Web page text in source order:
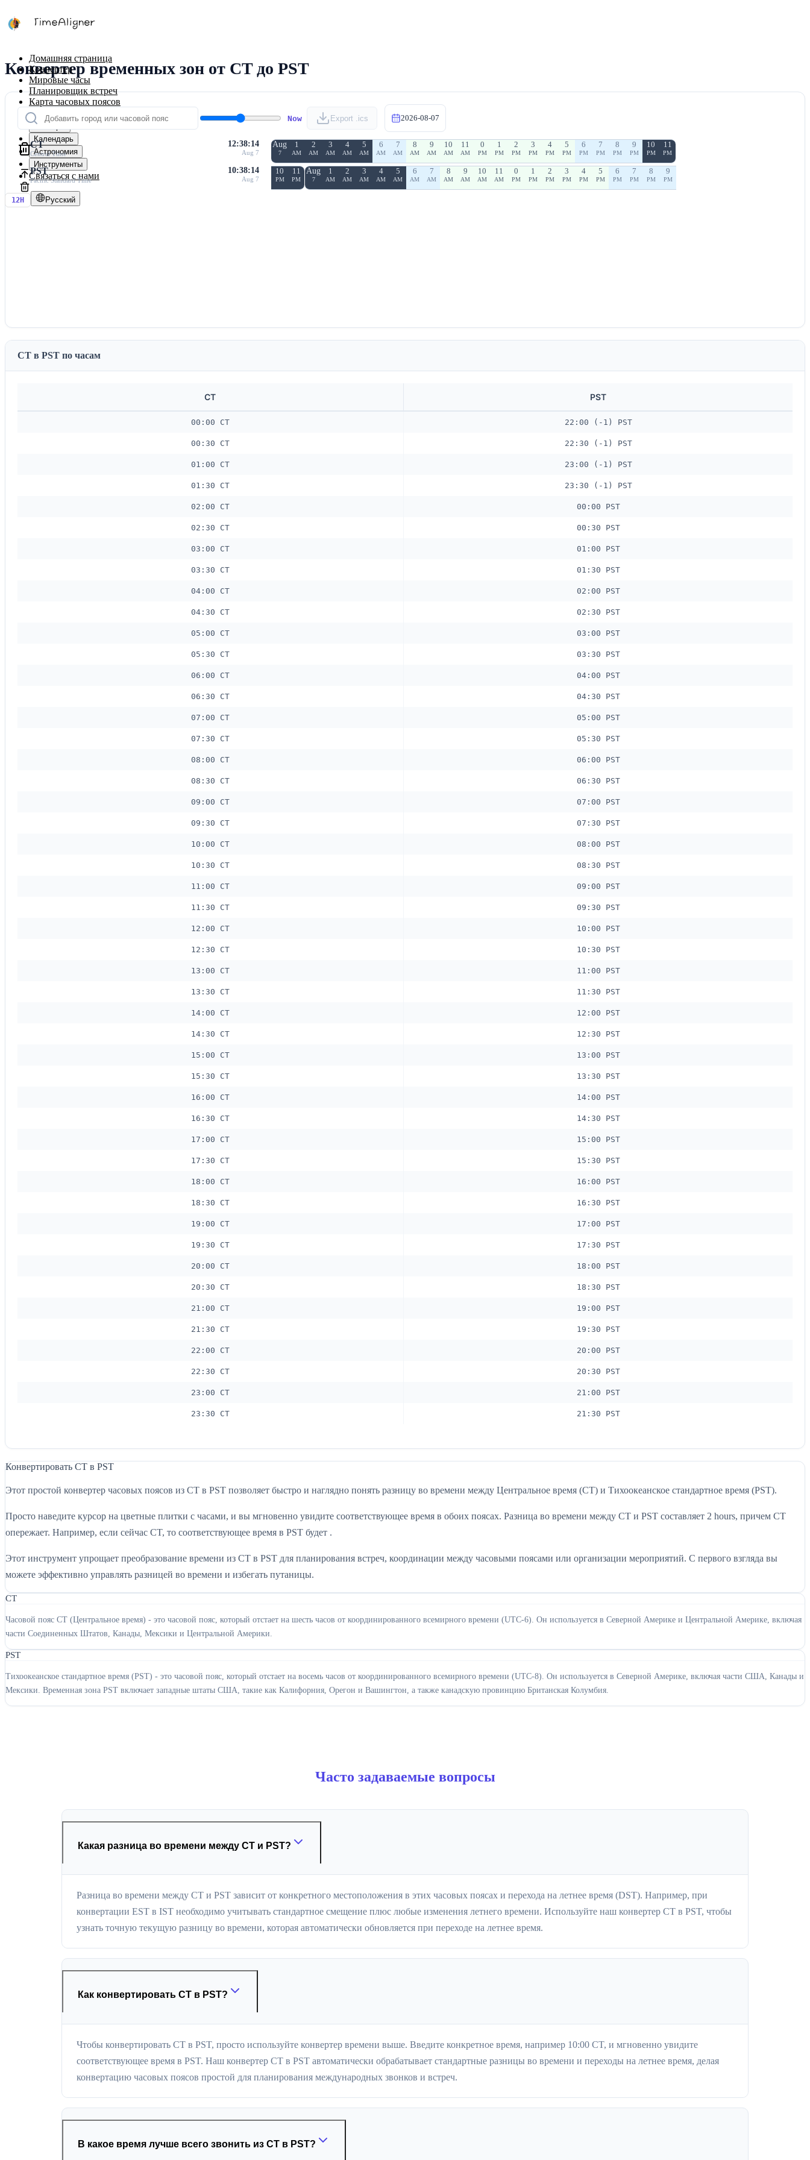
Домашняя страница
Конвертер
Мировые часы
Планировщик встреч
Карта часовых поясов
Калькуляторы
Таймеры
Календарь
Астрономия
Инструменты
Связаться с нами
12H Русский
Конвертер временных зон от CT до PST
Now Export .ics 2026-08-07
CT
Central Time
12:38:14
Aug 7
Aug
7
1
AM
2
AM
3
AM
4
AM
5
AM
6
AM
7
AM
8
AM
9
AM
10
AM
11
AM
0
PM
1
PM
2
PM
3
PM
4
PM
5
PM
6
PM
7
PM
8
PM
9
PM
10
PM
11
PM
PST
Pacific Standard Time
10:38:14
Aug 7
10
PM
11
PM
Aug
7
1
AM
2
AM
3
AM
4
AM
5
AM
6
AM
7
AM
8
AM
9
AM
10
AM
11
AM
0
PM
1
PM
2
PM
3
PM
4
PM
5
PM
6
PM
7
PM
8
PM
9
PM
CT в PST по часам
CT PST
00:00 CT 22:00 (-1) PST
00:30 CT 22:30 (-1) PST
01:00 CT 23:00 (-1) PST
01:30 CT 23:30 (-1) PST
02:00 CT 00:00 PST
02:30 CT 00:30 PST
03:00 CT 01:00 PST
03:30 CT 01:30 PST
04:00 CT 02:00 PST
04:30 CT 02:30 PST
05:00 CT 03:00 PST
05:30 CT 03:30 PST
06:00 CT 04:00 PST
06:30 CT 04:30 PST
07:00 CT 05:00 PST
07:30 CT 05:30 PST
08:00 CT 06:00 PST
08:30 CT 06:30 PST
09:00 CT 07:00 PST
09:30 CT 07:30 PST
10:00 CT 08:00 PST
10:30 CT 08:30 PST
11:00 CT 09:00 PST
11:30 CT 09:30 PST
12:00 CT 10:00 PST
12:30 CT 10:30 PST
13:00 CT 11:00 PST
13:30 CT 11:30 PST
14:00 CT 12:00 PST
14:30 CT 12:30 PST
15:00 CT 13:00 PST
15:30 CT 13:30 PST
16:00 CT 14:00 PST
16:30 CT 14:30 PST
17:00 CT 15:00 PST
17:30 CT 15:30 PST
18:00 CT 16:00 PST
18:30 CT 16:30 PST
19:00 CT 17:00 PST
19:30 CT 17:30 PST
20:00 CT 18:00 PST
20:30 CT 18:30 PST
21:00 CT 19:00 PST
21:30 CT 19:30 PST
22:00 CT 20:00 PST
22:30 CT 20:30 PST
23:00 CT 21:00 PST
23:30 CT 21:30 PST
Конвертировать CT в PST
Этот простой конвертер часовых поясов из CT в PST позволяет быстро и наглядно понять разницу во времени между Центральное время (CT) и Тихоокеанское стандартное время (PST).
Просто наведите курсор на цветные плитки с часами, и вы мгновенно увидите соответствующее время в обоих поясах. Разница во времени между CT и PST составляет 2 hours, причем CT
опережает. Например, если сейчас CT, то соответствующее время в PST будет .
Этот инструмент упрощает преобразование времени из CT в PST для планирования встреч, координации между часовыми поясами или организации мероприятий. С первого взгляда вы
можете эффективно управлять разницей во времени и избегать путаницы.
CT
Часовой пояс CT (Центральное время) - это часовой пояс, который отстает на шесть часов от координированного всемирного времени (UTC-6). Он используется в Северной Америке и Центральной Америке, включая
части Соединенных Штатов, Канады, Мексики и Центральной Америки.
PST
Тихоокеанское стандартное время (PST) - это часовой пояс, который отстает на восемь часов от координированного всемирного времени (UTC-8). Он используется в Северной Америке, включая части США, Канады и
Мексики. Временная зона PST включает западные штаты США, такие как Калифорния, Орегон и Вашингтон, а также канадскую провинцию Британская Колумбия.
Часто задаваемые вопросы
Какая разница во времени между CT и PST?
Разница во времени между CT и PST зависит от конкретного местоположения в этих часовых поясах и перехода на летнее время (DST). Например, при
конвертации EST в IST необходимо учитывать стандартное смещение плюс любые изменения летнего времени. Используйте наш конвертер CT в PST, чтобы
узнать точную текущую разницу во времени, которая автоматически обновляется при переходе на летнее время.
Как конвертировать CT в PST?
Чтобы конвертировать CT в PST, просто используйте конвертер времени выше. Введите конкретное время, например 10:00 CT, и мгновенно увидите
соответствующее время в PST. Наш конвертер CT в PST автоматически обрабатывает стандартные разницы во времени и переходы на летнее время, делая
конвертацию часовых поясов простой для планирования международных звонков и встреч.
В какое время лучше всего звонить из CT в PST?